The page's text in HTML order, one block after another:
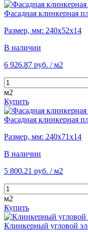
Фасадная клинкерная
Размер, мм: 240х52х14
В наличии
6 926.87 руб. / м2
м2
Купить
Фасадная клинкерная
Размер, мм: 240х71х14
В наличии
5 800.21 руб. / м2
м2
Купить
Клинкерный угловой